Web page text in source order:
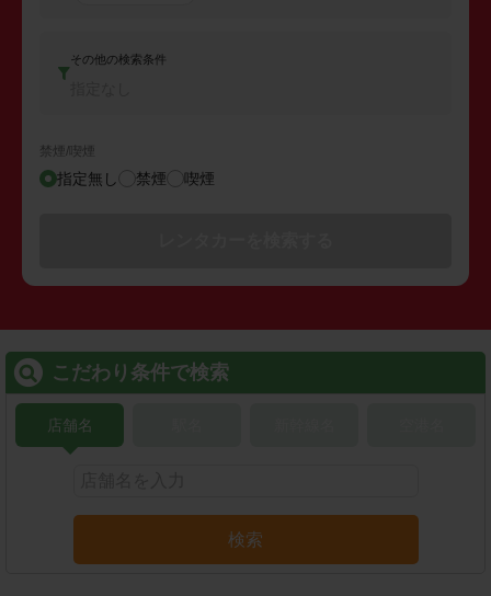
その他の検索条件
禁煙/喫煙
指定無し 禁煙 喫煙
こだわり条件で検索
店舗名
検索